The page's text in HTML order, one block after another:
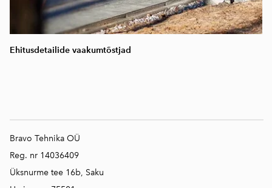
Ehitusdetailide vaakumtõstjad
Bravo Tehnika OÜ
Reg. nr 14036409
Üksnurme tee 16b, Saku